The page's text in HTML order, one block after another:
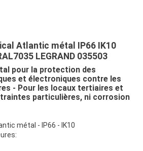
Atlantic métal IP66 IK10
LEGRAND 035503
pour la protection des
et électroniques contre les
- Pour les locaux tertiaires et
particulières, ni corrosion
métal - IP66 - IK10